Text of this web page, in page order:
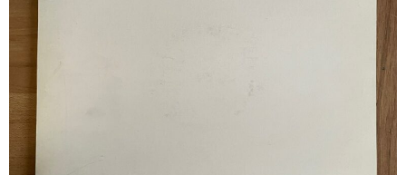
Categories
新譜
GG RECORD （当店のレーベル）